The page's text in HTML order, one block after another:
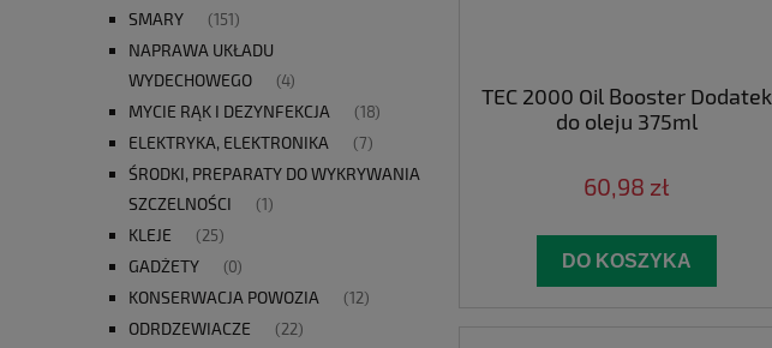
SMARY (151)
NAPRAWA UKŁADU
WYDECHOWEGO
(4)
MYCIE RĄK I DEZYNFEKCJA (18)
ELEKTRYKA, ELEKTRONIKA (7)
ŚRODKI, PREPARATY DO WYKRYWANIA
SZCZELNOŚCI
(1)
KLEJE (25)
GADŻETY (0)
KONSERWACJA POWOZIA (12)
ODRDZEWIACZE (22)
TEC 2000 Oil Booster Dodatek
do oleju 375ml
60,98 zł
DO KOSZYKA